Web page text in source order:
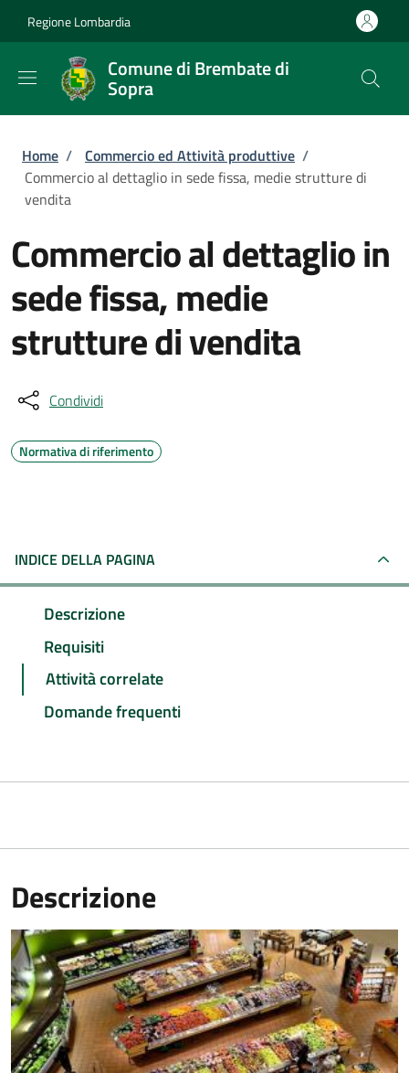
Regione Lombardia
Comune di Brembate di
Sopra
Briciole di pane
Home / Commercio ed Attività produttive /
Commercio al dettaglio in sede fissa, medie strutture di
vendita
Commercio al dettaglio in
sede fissa, medie
strutture di vendita
Condividi
Normativa di riferimento
INDICE DELLA PAGINA
Descrizione
Requisiti
Attività correlate
Domande frequenti
Descrizione